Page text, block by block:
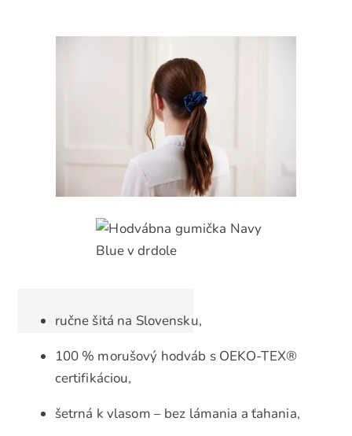
ručne šitá na Slovensku,
100 % morušový hodváb s OEKO-TEX®
certifikáciou,
šetrná k vlasom – bez lámania a ťahania,